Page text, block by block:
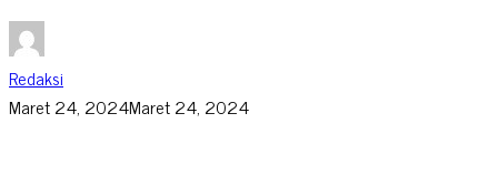
Redaksi
Maret 24, 2024Maret 24, 2024